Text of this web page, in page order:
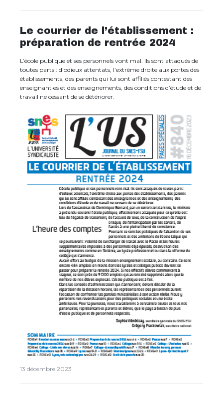
Le courrier de l’établissement :
préparation de rentrée 2024
L’école publique et ses personnels vont mal. Ils sont attaqués de
toutes parts : d’odieux attentats, l’extrême droite aux portes des
établissements, des parents qui lui sont affiliés contestant des
enseignant·es et des enseignements, des conditions d’étude et de
travail ne cessant de se détériorer.
13 décembre 2023